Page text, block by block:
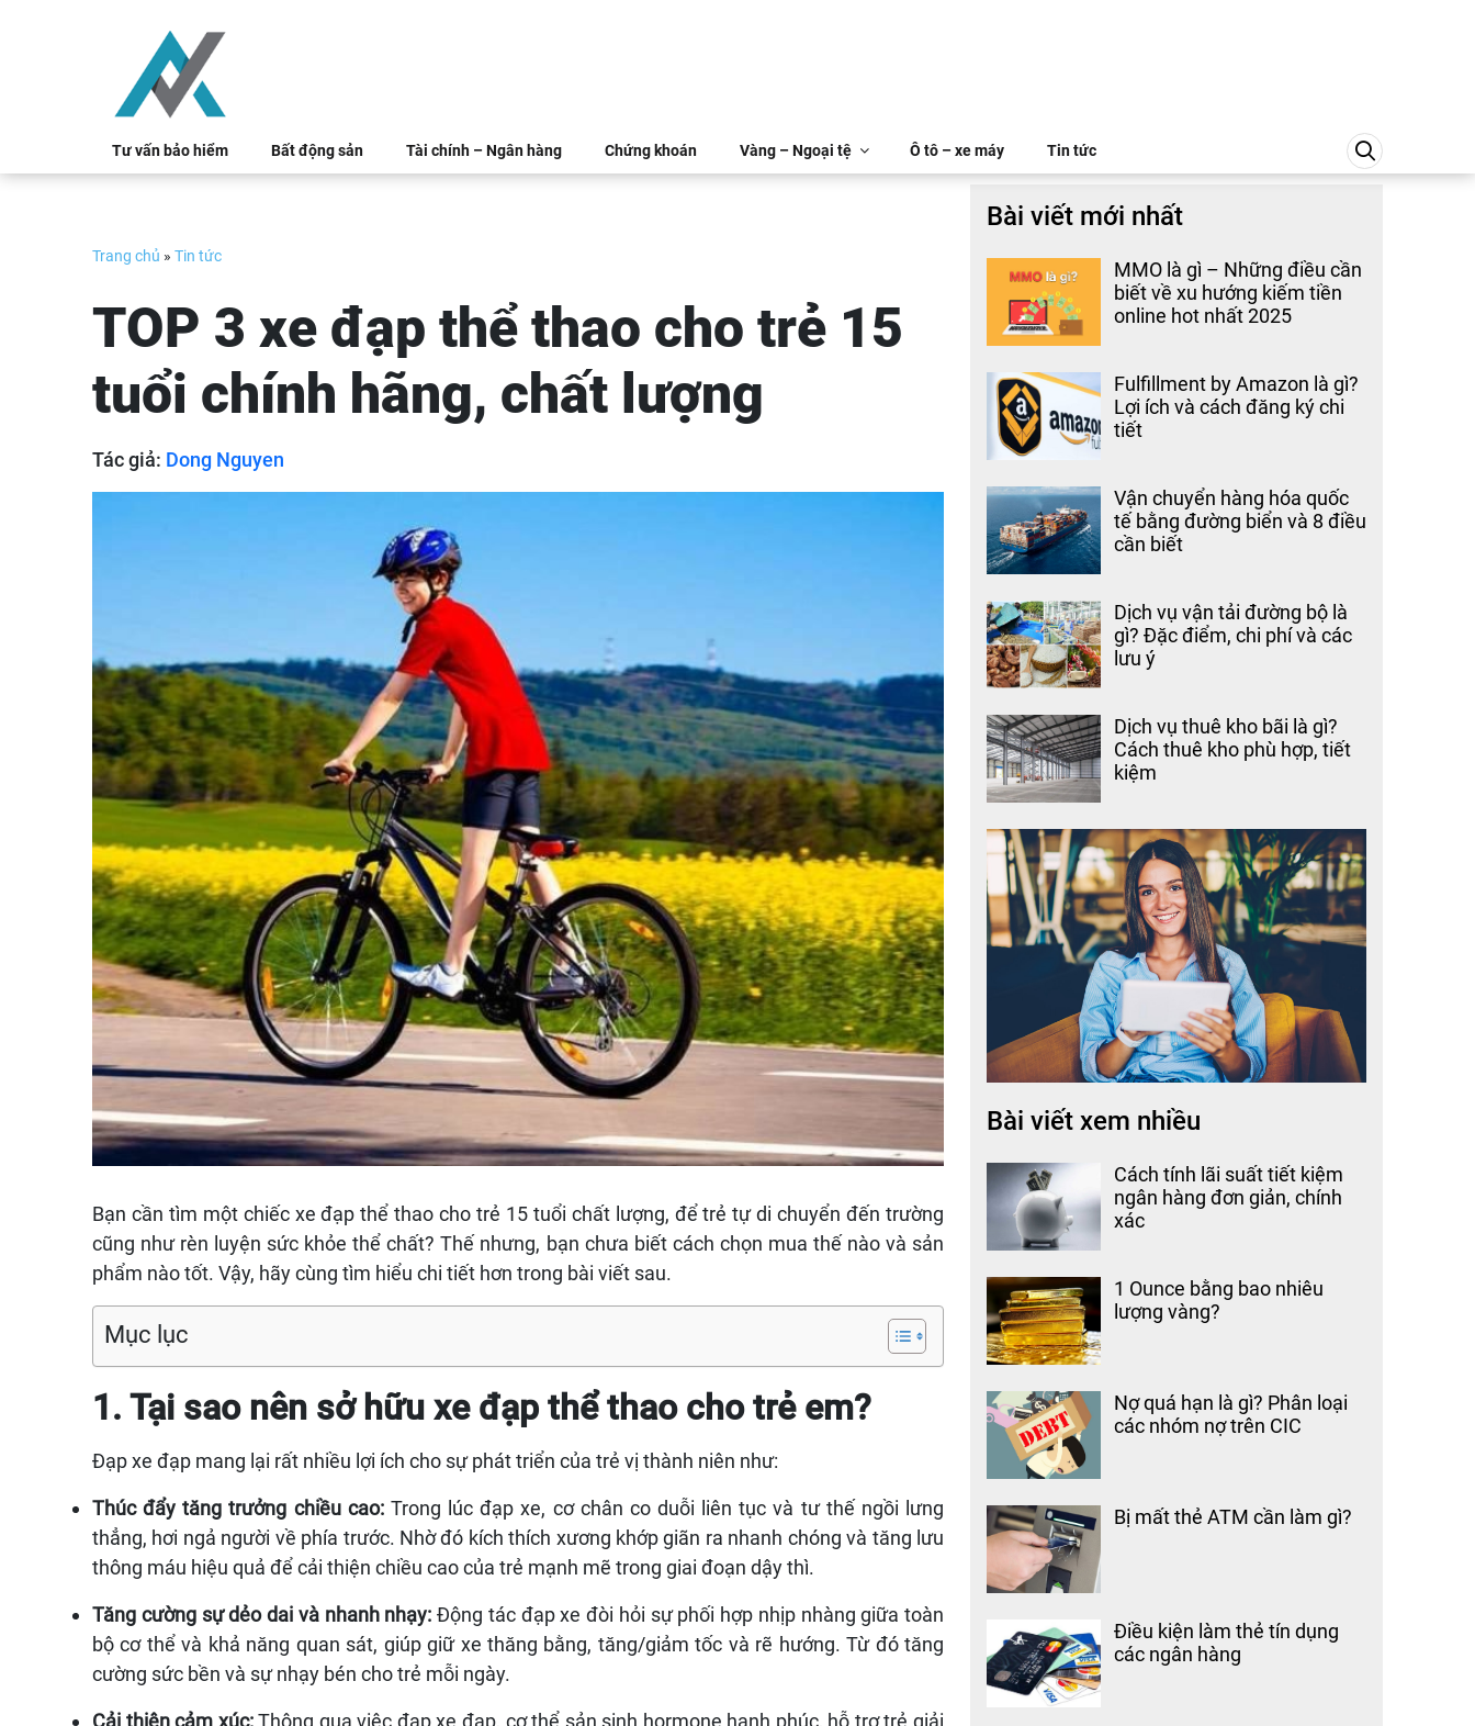
Tư vấn bảo hiểm Bất động sản Tài chính – Ngân hàng Chứng khoán Vàng – Ngoại tệ Ô tô – xe máy Tin tức
Trang chủ » Tin tức
TOP 3 xe đạp thể thao cho trẻ 15
tuổi chính hãng, chất lượng
Tác giả: Dong Nguyen
Bạn cần tìm một chiếc xe đạp thể thao cho trẻ 15 tuổi chất lượng, để trẻ tự di chuyển đến trường
cũng như rèn luyện sức khỏe thể chất? Thế nhưng, bạn chưa biết cách chọn mua thế nào và sản
phẩm nào tốt. Vậy, hãy cùng tìm hiểu chi tiết hơn trong bài viết sau.
Mục lục
1. Tại sao nên sở hữu xe đạp thể thao cho trẻ em?
Đạp xe đạp mang lại rất nhiều lợi ích cho sự phát triển của trẻ vị thành niên như:
Thúc đẩy tăng trưởng chiều cao:Trong lúc đạp xe, cơ chân co duỗi liên tục và tư thế ngồi lưng
thẳng, hơi ngả người về phía trước. Nhờ đó kích thích xương khớp giãn ra nhanh chóng và tăng lưu
thông máu hiệu quả để cải thiện chiều cao của trẻ mạnh mẽ trong giai đoạn dậy thì.
Tăng cường sự dẻo dai và nhanh nhạy: Động tác đạp xe đòi hỏi sự phối hợp nhịp nhàng giữa toàn
bộ cơ thể và khả năng quan sát, giúp giữ xe thăng bằng, tăng/giảm tốc và rẽ hướng. Từ đó tăng
cường sức bền và sự nhạy bén cho trẻ mỗi ngày.
Cải thiện cảm xúc:Thông qua việc đạp xe đạp, cơ thể sản sinh hormone hạnh phúc, hỗ trợ trẻ giải
Bài viết mới nhất
MMO là gì – Những điều cần
biết về xu hướng kiếm tiền
online hot nhất 2025
Fulfillment by Amazon là gì?
Lợi ích và cách đăng ký chi
tiết
Vận chuyển hàng hóa quốc
tế bằng đường biển và 8 điều
cần biết
Dịch vụ vận tải đường bộ là
gì? Đặc điểm, chi phí và các
lưu ý
Dịch vụ thuê kho bãi là gì?
Cách thuê kho phù hợp, tiết
kiệm
Bài viết xem nhiều
Cách tính lãi suất tiết kiệm
ngân hàng đơn giản, chính
xác
1 Ounce bằng bao nhiêu
lượng vàng?
Nợ quá hạn là gì? Phân loại
các nhóm nợ trên CIC
Bị mất thẻ ATM cần làm gì?
Điều kiện làm thẻ tín dụng
các ngân hàng